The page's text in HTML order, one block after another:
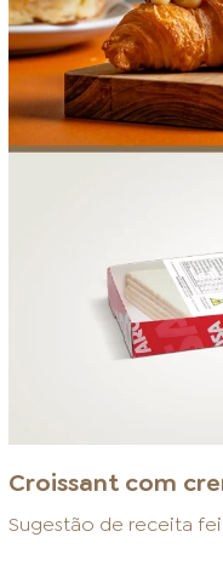
Croissant com
Sugestão de receita